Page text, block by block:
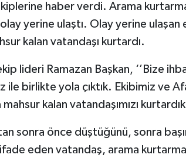
haber verdi. Arama
yerine ulaştı. Olay yerine ulaşan
kalan vatandaşı kurtardı.
lideri Ramazan Başkan, ‘’Bize
ile birlikte yola çıktık. Ekibimiz ve
kalan vatandaşımızı
sonra önce düştüğünü, sonra
ifade eden vatandaş, arama